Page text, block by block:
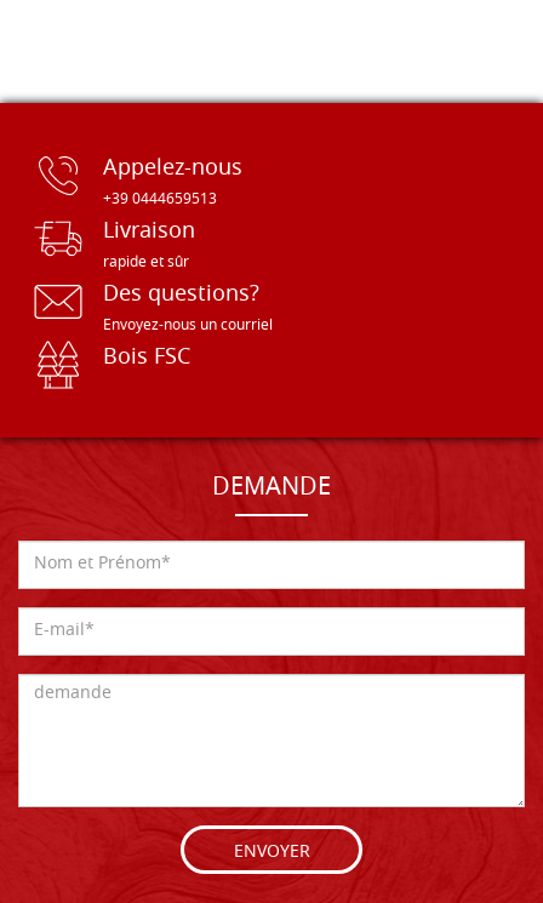
Appelez-nous
+39 0444659513
Livraison
rapide et sûr
Des questions?
Envoyez-nous un courriel
Bois FSC
DEMANDE
ENVOYER